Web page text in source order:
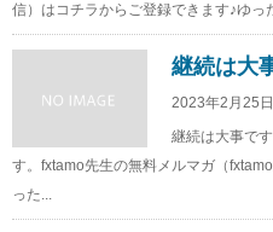
信）はコチラからご登録できます♪ゆっ
継続は大
2023年2月25日
継続は大事で
す。fxtamo先生の無料メルマガ（
った...